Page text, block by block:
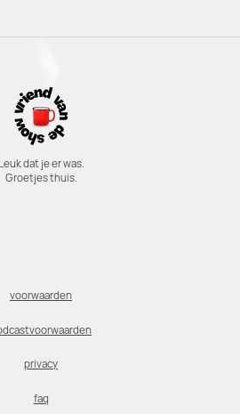
Leuk dat je er was.
Groetjes thuis.
voorwaarden
privacy
faq